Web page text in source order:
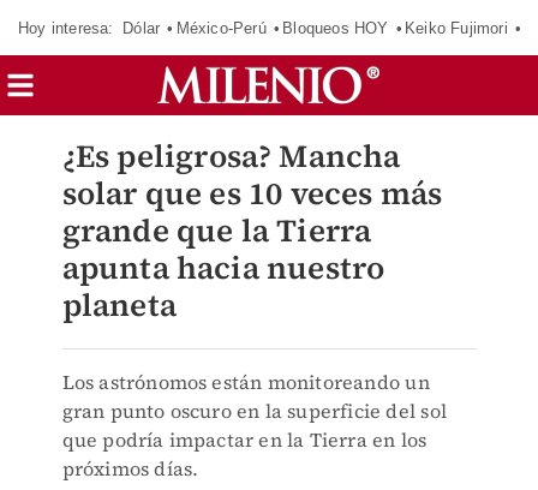
Hoy interesa: Dólar México-Perú Bloqueos HOY Keiko Fujimori
¿Es peligrosa? Mancha
solar que es 10 veces más
grande que la Tierra
apunta hacia nuestro
planeta
Los astrónomos están monitoreando un
gran punto oscuro en la superficie del sol
que podría impactar en la Tierra en los
próximos días.